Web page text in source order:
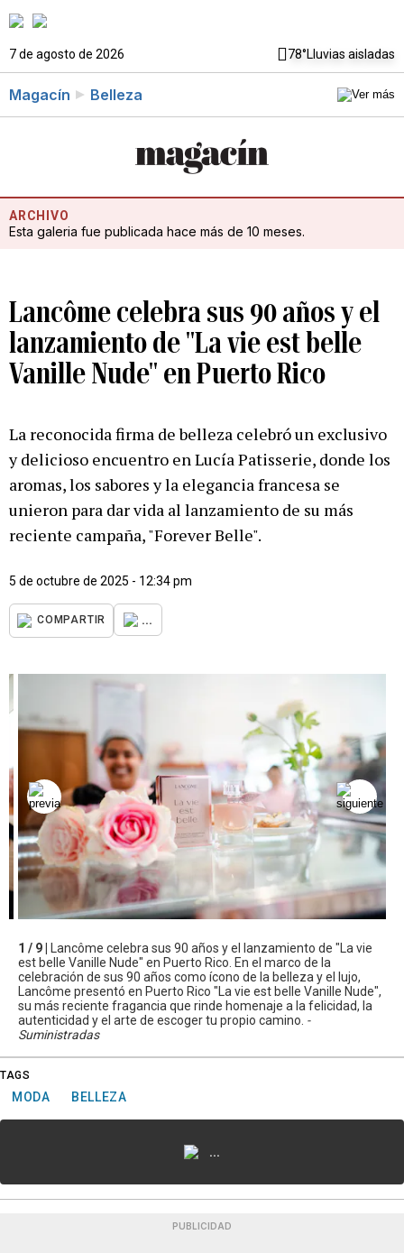
7 de agosto de 2026 78°Lluvias aisladas
Magacín Belleza
ARCHIVO
Esta galeria fue publicada hace más de 10 meses.
Lancôme celebra sus 90 años y el
lanzamiento de "La vie est belle
Vanille Nude" en Puerto Rico
La reconocida firma de belleza celebró un exclusivo
y delicioso encuentro en Lucía Patisserie, donde los
aromas, los sabores y la elegancia francesa se
unieron para dar vida al lanzamiento de su más
reciente campaña, "Forever Belle".
5 de octubre de 2025 - 12:34 pm
COMPARTIR ...
1 / 9 |
Lancôme celebra sus 90 años y el lanzamiento de "La vie
est belle Vanille Nude" en Puerto Rico. En el marco de la
celebración de sus 90 años como ícono de la belleza y el lujo,
Lancôme presentó en Puerto Rico "La vie est belle Vanille Nude",
su más reciente fragancia que rinde homenaje a la felicidad, la
autenticidad y el arte de escoger tu propio camino. -
Suministradas
TAGS
MODA BELLEZA
...
PUBLICIDAD